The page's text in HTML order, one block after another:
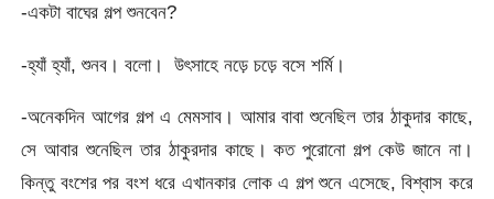
-একটা বাঘের গল্প শুনবেন?
-হ্যাঁ হ্যাঁ, শুনব। বলো। উৎসাহে নড়ে চড়ে বসে শর্মি।
-অনেকদিন আগের গল্প এ মেমসাব। আমার বাবা শুনেছিল তার ঠাকুদার কাছে,
সে আবার শুনেছিল তার ঠাকুরদার কাছে। কত পুরোনো গল্প কেউ জানে না।
কিন্তু বংশের পর বংশ ধরে এখানকার লোক এ গল্প শুনে এসেছে, বিশ্বাস করে